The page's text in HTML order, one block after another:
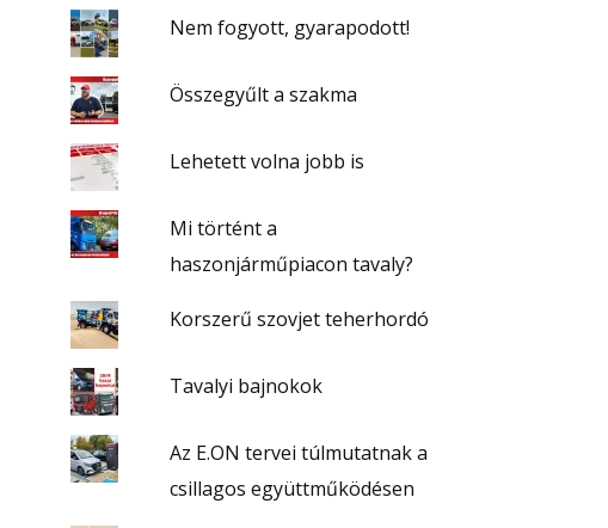
Nem fogyott, gyarapodott!
Összegyűlt a szakma
Lehetett volna jobb is
Mi történt a
haszonjárműpiacon tavaly?
Korszerű szovjet teherhordó
Tavalyi bajnokok
Az E.ON tervei túlmutatnak a
csillagos együttműködésen